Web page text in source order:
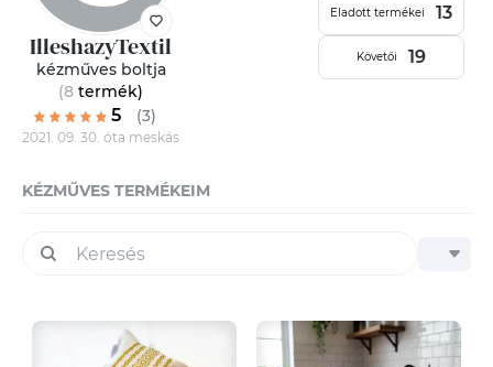
IlleshazyTextil
kézműves boltja
(8 termék)
5 (3)
2021. 09. 30. óta meskás
Eladott termékei 13
Követői 19
KÉZMŰVES TERMÉKEIM